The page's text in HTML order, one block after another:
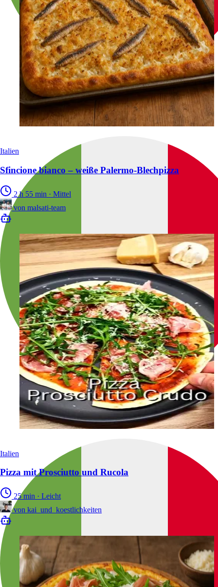
Italien
Sfincione bianco – weiße Palermo‑Blechpizza
2 h 55 min · Mittel
von malsati-team
Italien
Pizza mit Prosciutto und Rucola
25 min · Leicht
von kai_und_koestlichkeiten